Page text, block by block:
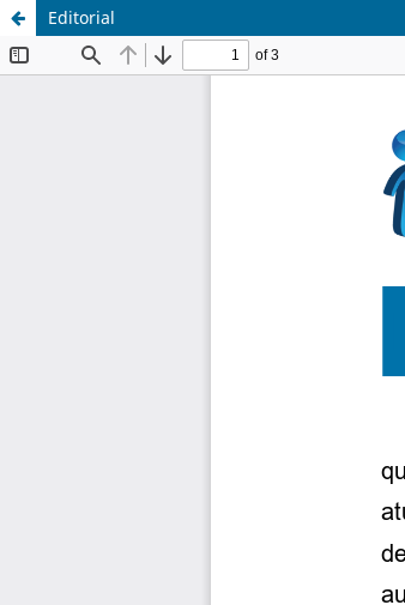
Editorial